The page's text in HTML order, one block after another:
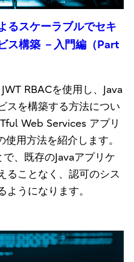
るスケーラブルでセキ
ス構築 －入門編（Part
RBACを使用し、Java
スを構築する方法につい
Web Services アプリ
用方法を紹介します。
、既存のJavaアプリケ
ることなく、認可のシス
ようになります。